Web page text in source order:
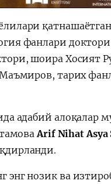
фанлари
шоира Хосият
тарих
адабий алоқалар
Arif Nihat Asya
нозик ва